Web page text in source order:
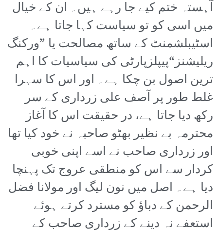
آہستہ ختم کیے جا رہے ہیں۔ ان کے خیال
میں اسی کو تو سیاست کہا جاتا ہے۔
اسٹیبلشمنٹ کے ساتھ مصالحت یا ”ورکنگ
ریلیشنز“پیپلزپارٹی کی سیاسیات کا اہم
ترین اصول بن چکا ہے۔ اور اس کا سہرا
غلط طور پر آصف علی زرداری کے سر
رکھ دیا جاتا ہے، در حقیقت اس کا آغاز
محترمہ بے نظیر بھٹو صاحبہ نے خود کیا تھا
اور زرداری صاحب نے اسے اپنی خوبی
کردار سے اس کو منطقی عروج تک پہنچا
دیا ہے۔ اصل میں نون لیگ اور مولانا فضل
الرحمن کے دباؤ کو مسترد کرتے ہوئے
استعفے نہ دینے کے زرداری صاحب کے